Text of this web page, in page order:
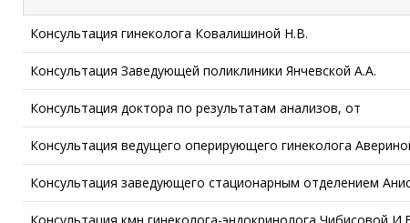
Консультация гинеколога Ковалишиной Н.В.
Консультация Заведующей поликлиники Янчевской А.А.
Консультация доктора по результатам анализов, от
Консультация ведущего оперирующего гинеколога
Консультация заведующего стационарным отделением